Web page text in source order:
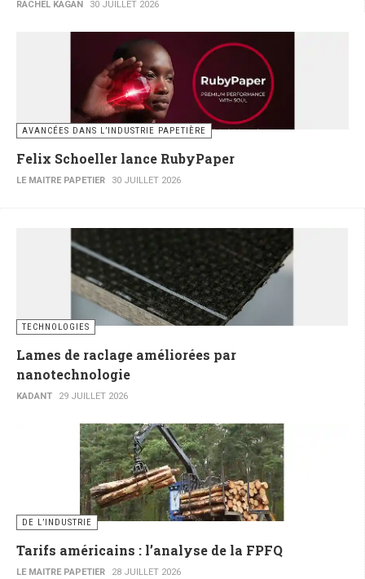
RACHEL KAGAN 30 JUILLET 2026
AVANCÉES DANS L’INDUSTRIE PAPETIÈRE
Felix Schoeller lance RubyPaper
LE MAITRE PAPETIER 30 JUILLET 2026
TECHNOLOGIES
Lames de raclage améliorées par
nanotechnologie
KADANT 29 JUILLET 2026
DE L’INDUSTRIE
Tarifs américains : l’analyse de la FPFQ
LE MAITRE PAPETIER 28 JUILLET 2026